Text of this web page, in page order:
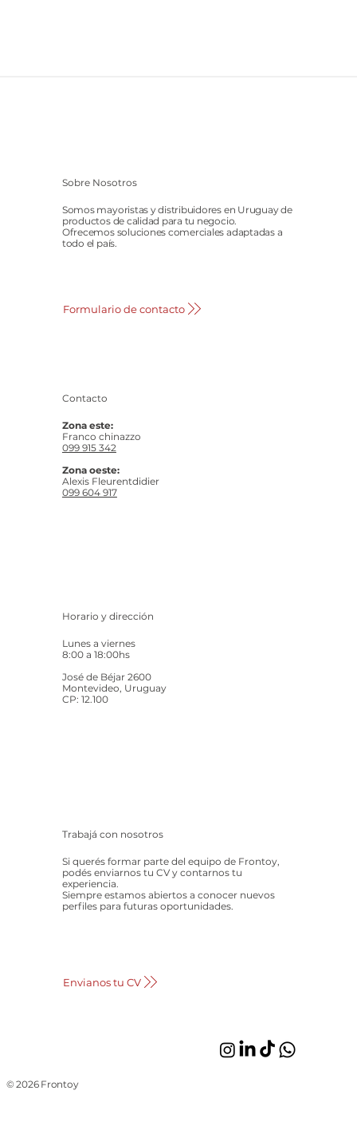
© 2026 Frontoy
Sobre Nosotros
Somos mayoristas y distribuidores en Uruguay de
productos de calidad para tu negocio.
Ofrecemos soluciones comerciales adaptadas a
todo el país.
Formulario de contacto
Contacto
Zona este:
Franco chinazzo
099 915 342
Zona oeste:
Alexis Fleurentdidier
099 604 917
Horario y dirección
Lunes a viernes
8:00 a 18:00hs
José de Béjar 2600
Montevideo, Uruguay
CP: 12.100
Trabajá con nosotros
Si querés formar parte del equipo de Frontoy,
podés enviarnos tu CV y contarnos tu
experiencia.
Siempre estamos abiertos a conocer nuevos
perfiles para futuras oportunidades.
Envianos tu CV